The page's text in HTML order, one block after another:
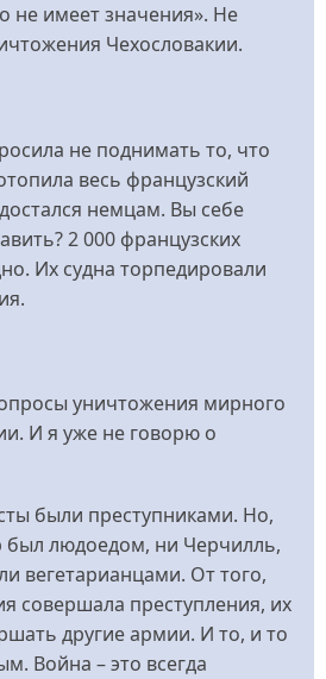
не имеет значения». Не
Чехословакии.
не поднимать то, что
весь французский
немцам. Вы себе
2 000 французских
Их судна торпедировали
уничтожения мирного
И я уже не говорю о
были преступниками. Но,
был людоедом, ни Черчилль,
вегетарианцами. От того,
совершала преступления, их
другие армии. И то, и то
Война – это всегда